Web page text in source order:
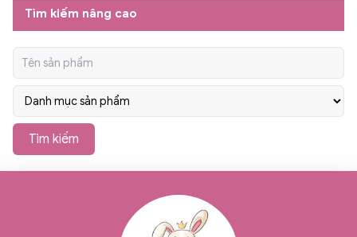
Tìm kiếm nâng cao
Tìm kiếm